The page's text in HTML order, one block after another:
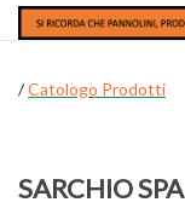
/Catologo Prodotti
SARCHIO SPA